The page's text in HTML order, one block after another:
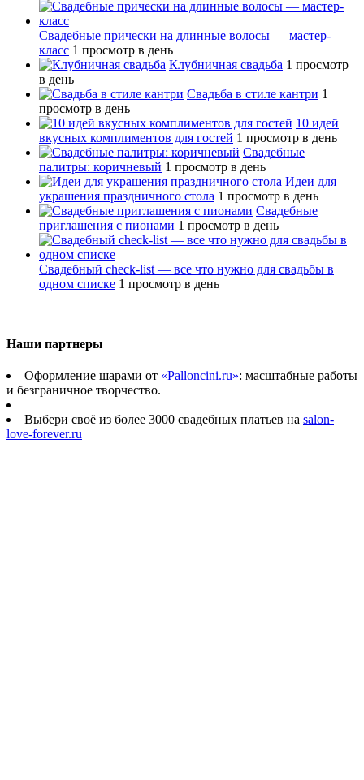
Свадебные прически на длинные волосы — мастер-
класс 1 просмотр в день
Клубничная свадьба 1 просмотр
в день
Свадьба в стиле кантри 1
просмотр в день
10 идей
вкусных комплиментов для гостей 1 просмотр в день
Свадебные
палитры: коричневый 1 просмотр в день
Идеи для
украшения праздничного стола 1 просмотр в день
Свадебные
приглашения с пионами 1 просмотр в день
Свадебный сheck-list — все что нужно для свадьбы в
одном списке 1 просмотр в день
Наши партнеры
Оформление шарами от «Palloncini.ru»: масштабные работы
и безграничное творчество.
Выбери своё из более 3000 свадебных платьев на salon-
love-forever.ru